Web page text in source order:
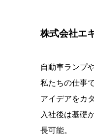
株式会社エ
自動車ランプ
私たちの仕事で
アイデアをカ
入社後は基礎
長可能。